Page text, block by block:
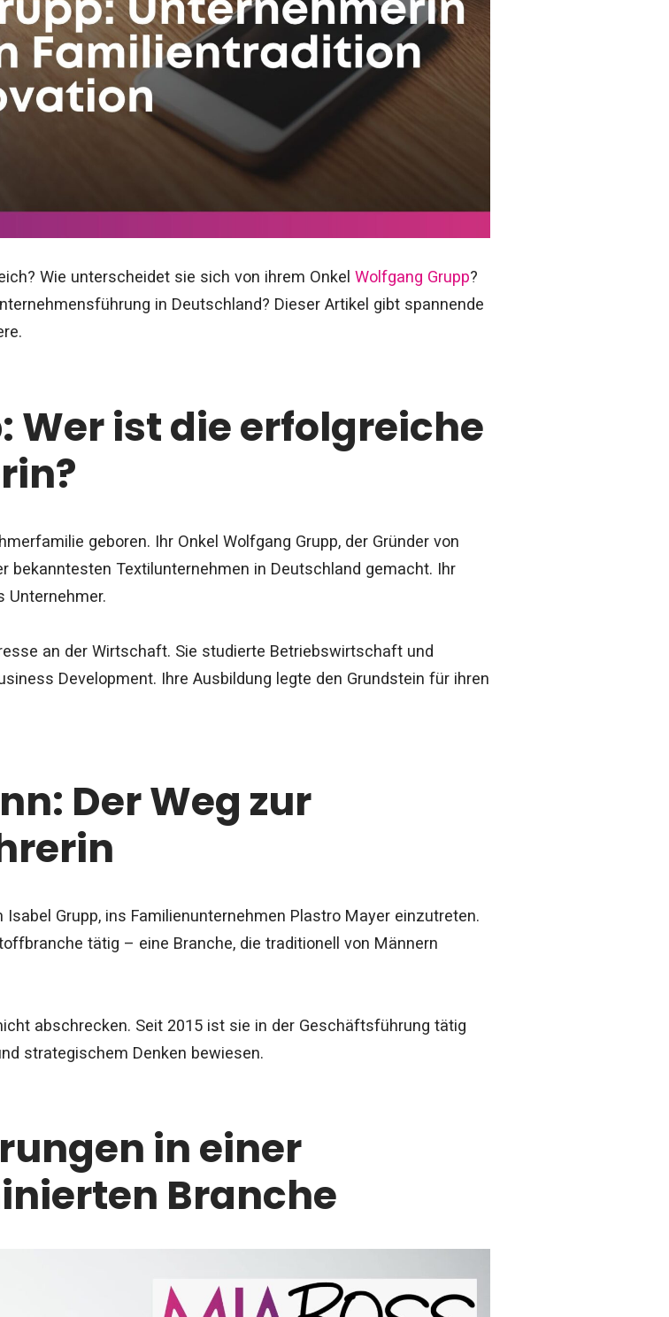
Wie unterscheidet sie sich von ihrem Onkel Wolfgang Grupp?
in Deutschland? Dieser Artikel gibt spannende
Wer ist die erfolgreiche
geboren. Ihr Onkel Wolfgang Grupp, der Gründer von
bekanntesten Textilunternehmen in Deutschland gemacht. Ihr
Unternehmer.
an der Wirtschaft. Sie studierte Betriebswirtschaft und
Development. Ihre Ausbildung legte den Grundstein für ihren
Der Weg zur
Grupp, ins Familienunternehmen Plastro Mayer einzutreten.
tätig – eine Branche, die traditionell von Männern
abschrecken. Seit 2015 ist sie in der Geschäftsführung tätig
strategischem Denken bewiesen.
in einer
Branche